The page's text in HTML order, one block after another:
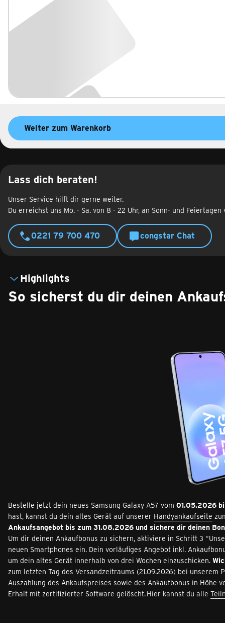
Weiter zum Warenkorb
Lass dich beraten!
Unser Service hilft dir gerne weiter.
Du erreichst uns Mo. - Sa. von 8 - 22 Uhr, an Sonn- und Feiertagen
0221 79 700 470 congstar Chat
Highlights
So sicherst du dir deinen
Bestelle jetzt dein neues Samsung Galaxy A57 vom 01.05.2026
hast, kannst du dein altes Gerät auf unserer Handyankaufseite
Ankaufsangebot bis zum 31.08.2026 und sichere dir deinen
Um dir deinen Ankaufbonus zu sichern, aktiviere in Schritt 3
neuen Smartphones ein. Dein vorläufiges Angebot inkl.
um dein altes Gerät innerhalb von drei Wochen einzuschicken.
zum letzten Tag des Versandzeitraums (21.09.2026) bei unserem
Auszahlung des Ankaufspreises sowie des Ankaufbonus in Höhe
Erhalt mit zertifizierter Software gelöscht.Hier kannst du alle